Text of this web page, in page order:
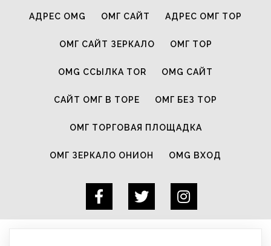
АДРЕС OMG ОМГ САЙТ АДРЕС ОМГ ТОР
ОМГ САЙТ ЗЕРКАЛО ОМГ ТОР
OMG ССЫЛКА TOR OMG САЙТ
САЙТ ОМГ В ТОРЕ ОМГ БЕЗ ТОР
ОМГ ТОРГОВАЯ ПЛОЩАДКА
ОМГ ЗЕРКАЛО ОНИОН OMG ВХОД